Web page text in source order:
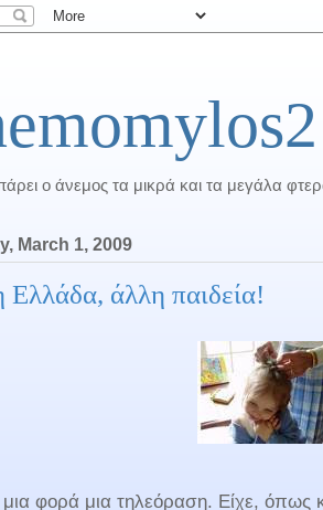
ο άνεμος τα μικρά και τα μεγάλα
March 1, 2009
Ελλάδα, άλλη παιδεία!
φορά μια τηλεόραση. Είχε, όπως